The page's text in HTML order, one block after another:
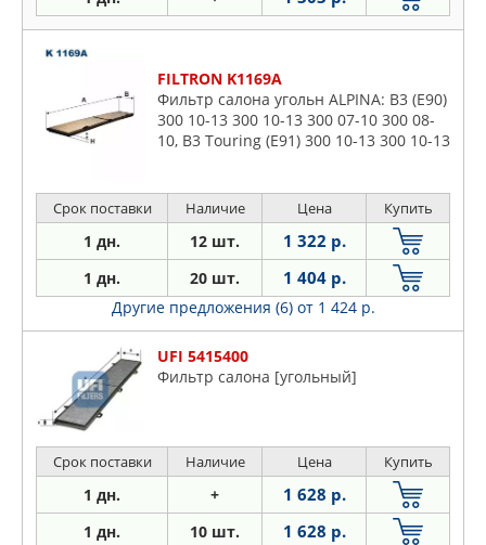
FILTRON K1169A
Фильтр салона угольн ALPINA: B3 (E90)
300 10-13 300 10-13 300 07-10 300 08-
10, B3 Touring (E91) 300 10-13 300 10-13
Срок поставки Наличие Цена Купить
1 дн. 12 шт. 1 322 р.
1 дн. 20 шт. 1 404 р.
Другие предложения (6) от 1 424 р.
UFI 5415400
Фильтр салона [угольный]
Срок поставки Наличие Цена Купить
1 дн. + 1 628 р.
1 дн. 10 шт. 1 628 р.